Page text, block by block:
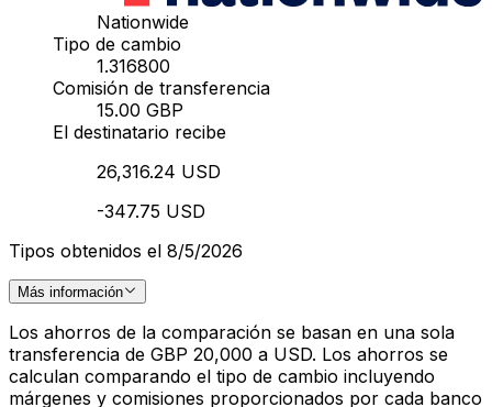
Nationwide
Tipo de cambio
1.316800
Comisión de transferencia
15.00 GBP
El destinatario recibe
26,316.24 USD
-347.75 USD
Tipos obtenidos el 8/5/2026
Más información
Los ahorros de la comparación se basan en una sola
transferencia de GBP 20,000 a USD. Los ahorros se
calculan comparando el tipo de cambio incluyendo
márgenes y comisiones proporcionados por cada banco